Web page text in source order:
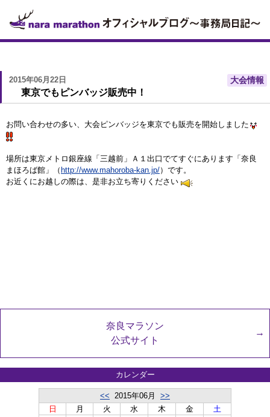
2015年06月22日 大会情報
東京でもピンバッジ販売中！
お問い合わせの多い、大会ピンバッジを東京でも販売を開始しました
場所は東京メトロ銀座線「三越前」Ａ１出口でてすぐにあります「奈良
まほろば館」（http://www.mahoroba-kan.jp/）です。
お近くにお越しの際は、是非お立ち寄りください
奈良マラソン
公式サイト
カレンダー
<< 2015年06月 >>
日
月 火 水 木 金
土